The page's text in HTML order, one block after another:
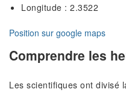
Longitude : 2.3522
Position sur google maps
Comprendre les
Les scientifiques ont divisé